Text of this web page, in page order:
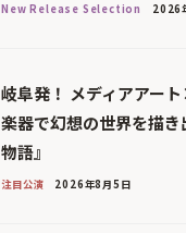
New Release Selection 2026
岐阜発！ メディアアー
楽器で幻想の世界を描
物語』
注目公演 2026年8月5日